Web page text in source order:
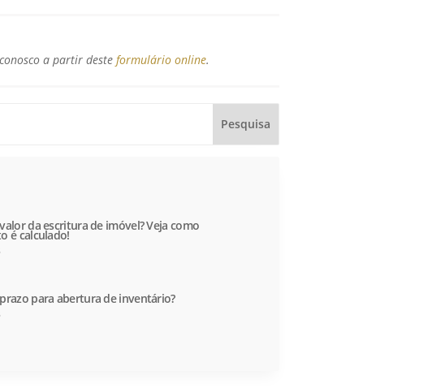
a partir deste formulário online.
da escritura de imóvel? Veja como
é calculado!
para abertura de inventário?